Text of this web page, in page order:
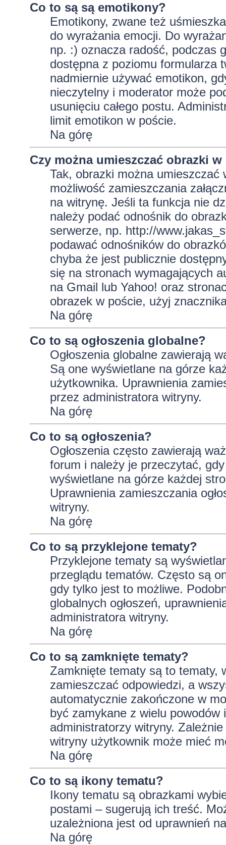
Co to są są emotikony?
Emotikony, zwane też
do wyrażania emocji. Do
np. :) oznacza radość, podczas
dostępna z poziomu formularza
nadmiernie używać emotikon,
nieczytelny i moderator może
usunięciu całego postu.
limit emotikon w poście.
Na górę
Czy można umieszczać obrazki
Tak, obrazki można umieszczać
możliwość zamieszczania
na witrynę. Jeśli ta funkcja nie
należy podać odnośnik do
serwerze, np. http://
podawać odnośników do
chyba że jest publicznie
się na stronach wymagających
na Gmail lub Yahoo! oraz
obrazek w poście, użyj
Na górę
Co to są ogłoszenia globalne?
Ogłoszenia globalne zawierają
Są one wyświetlane na górze
użytkownika. Uprawnienia
przez administratora witryny.
Na górę
Co to są ogłoszenia?
Ogłoszenia często zawierają
forum i należy je przeczytać,
wyświetlane na górze każdej
Uprawnienia zamieszczania
witryny.
Na górę
Co to są przyklejone tematy?
Przyklejone tematy są
przeglądu tematów. Często są
gdy tylko jest to możliwe.
globalnych ogłoszeń,
administratora witryny.
Na górę
Co to są zamknięte tematy?
Zamknięte tematy są to tematy,
zamieszczać odpowiedzi, a
automatycznie zakończone w
być zamykane z wielu
administratorzy witryny.
witryny użytkownik może mieć
Na górę
Co to są ikony tematu?
Ikony tematu są obrazkami
postami – sugerują ich treść.
uzależniona jest od uprawnień
Na górę